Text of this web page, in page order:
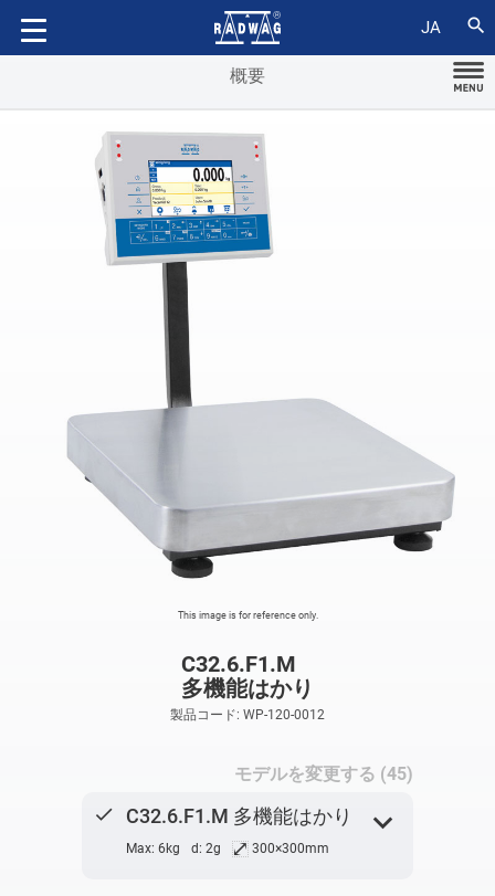
JA search
概要
This image is for reference only.
C32.6.F1.M
多機能はかり
製品コード: WP-120-0012
モデルを変更する (45)
done C32.6.F1.M 多機能はかり
Max: 6kg d: 2g ⤢ 300×300mm
expand_more